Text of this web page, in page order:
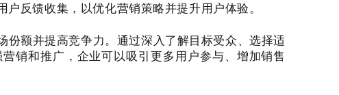
反馈收集，以优化营销策略并提升用户体验。
额并提高竞争力。通过深入了解目标受众、选择适
销和推广，企业可以吸引更多用户参与、增加销售